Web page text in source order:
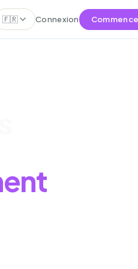
🇫🇷 Connexion